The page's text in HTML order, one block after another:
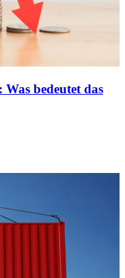
bedeutet das